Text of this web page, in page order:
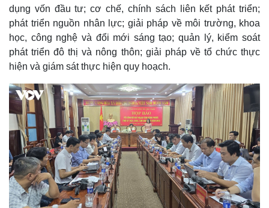
Thế giới
Quan sát
Cuộc sống đó đây
Hồ sơ
Multimedia
Video
Ảnh
E-Magazine
Infographic
dụng vốn đầu tư; cơ chế, chính sách liên kết phát triển;
phát triển nguồn nhân lực; giải pháp về môi trường, khoa
học, công nghệ và đổi mới sáng tạo; quản lý, kiểm soát
phát triển đô thị và nông thôn; giải pháp về tổ chức thực
hiện và giám sát thực hiện quy hoạch.